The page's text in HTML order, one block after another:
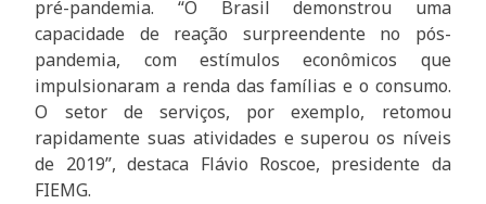
pré-pandemia. “O Brasil demonstrou uma
capacidade de reação surpreendente no pós-
pandemia, com estímulos econômicos que
impulsionaram a renda das famílias e o consumo.
O setor de serviços, por exemplo, retomou
rapidamente suas atividades e superou os níveis
de 2019”, destaca Flávio Roscoe, presidente da
FIEMG.